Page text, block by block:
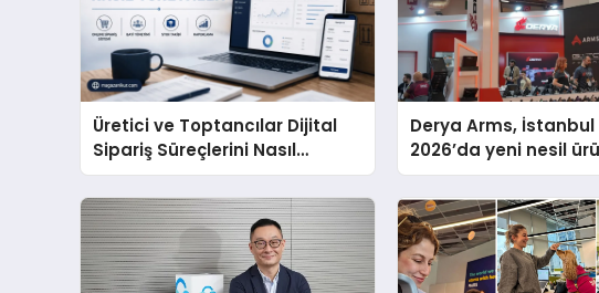
Üretici ve Toptancılar Dijital
Sipariş Süreçlerini Nasıl
Yönetmeli?
Derya Arms,
2026’da yeni nesil
global marka
sergiledi